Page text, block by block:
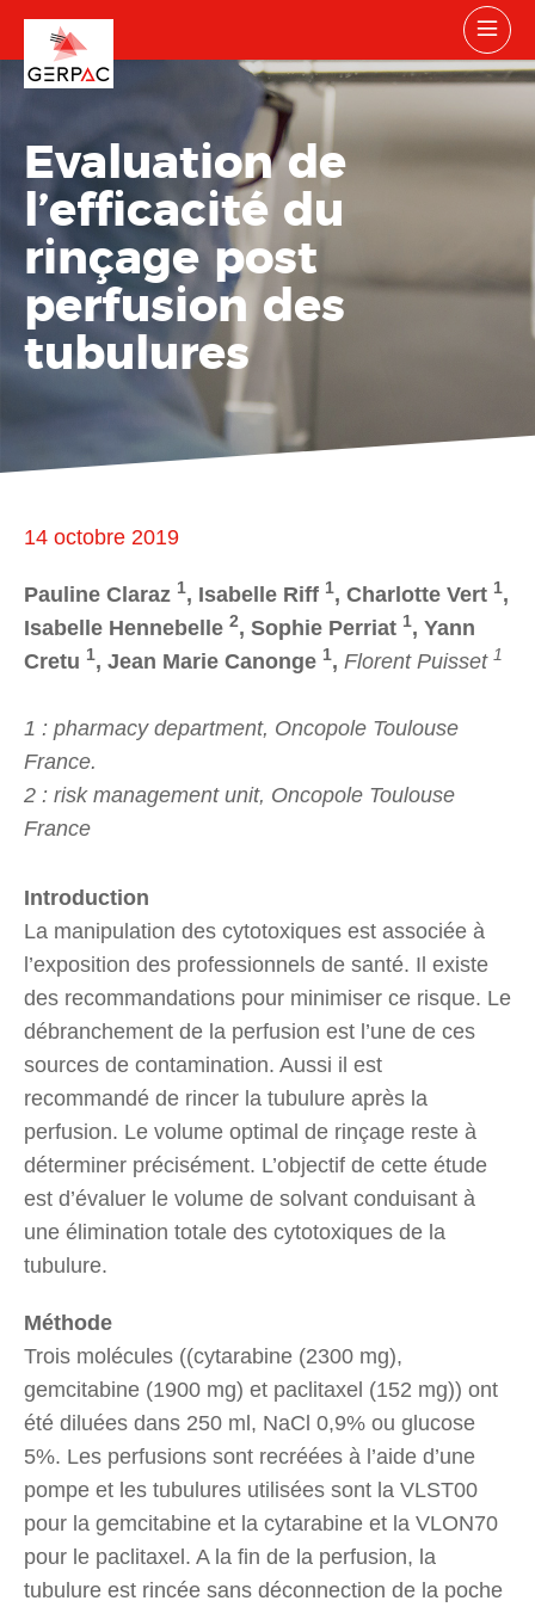
Evaluation de
l’efficacité du
rinçage post
perfusion des
tubulures
14 octobre 2019
Pauline Claraz 1, Isabelle Riff 1, Charlotte Vert 1,
Isabelle Hennebelle 2, Sophie Perriat 1, Yann
Cretu 1, Jean Marie Canonge 1, Florent Puisset 1
1 : pharmacy department, Oncopole Toulouse
France.
2 : risk management unit, Oncopole Toulouse
France
Introduction
La manipulation des cytotoxiques est associée à
l’exposition des professionnels de santé. Il existe
des recommandations pour minimiser ce risque. Le
débranchement de la perfusion est l’une de ces
sources de contamination. Aussi il est
recommandé de rincer la tubulure après la
perfusion. Le volume optimal de rinçage reste à
déterminer précisément. L’objectif de cette étude
est d’évaluer le volume de solvant conduisant à
une élimination totale des cytotoxiques de la
tubulure.
Méthode
Trois molécules ((cytarabine (2300 mg),
gemcitabine (1900 mg) et paclitaxel (152 mg)) ont
été diluées dans 250 ml, NaCl 0,9% ou glucose
5%. Les perfusions sont recréées à l’aide d’une
pompe et les tubulures utilisées sont la VLST00
pour la gemcitabine et la cytarabine et la VLON70
pour le paclitaxel. A la fin de la perfusion, la
tubulure est rincée sans déconnection de la poche